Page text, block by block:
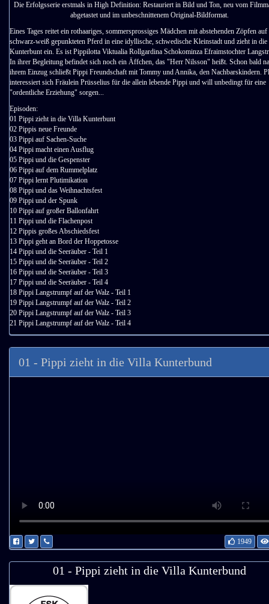
Die Erfolgsserie erstmals in High Definition: Restauriert in Bild und Ton, neu vom
abgetastet und im unbeschnittenem Original-Bildformat.
Eines Tages reitet ein rothaariges, sommersprossiges Mädchen mit abstehenden Zöpfen auf
schwarz-weiß gepunkteten Pferd in eine idyllische, schwedische Kleinstadt und zieht in
Kunterbunt ein. Es ist Pippilotta Viktualia Rollgardina Schokominza Efraimstochter
In ihrer Begleitung befindet sich noch ein Äffchen, das "Herr Nilsson" heißt. Schon bald
ihrem Einzug schließt Pippi Freundschaft mit Tommy und Annika, den Nachbarskindern.
interessiert sich Fräulein Prüsselius für die allein lebende Pippi und will unbedingt für eine
"ordentliche Erziehung" sorgen...
Episoden:
01 Pippi zieht in die Villa Kunterbunt
02 Pippis neue Freunde
03 Pippi auf Sachen-Suche
04 Pippi macht einen Ausflug
05 Pippi und die Gespenster
06 Pippi auf dem Rummelplatz
07 Pippi lernt Plutimikation
08 Pippi und das Weihnachtsfest
09 Pippi und der Spunk
10 Pippi auf großer Ballonfahrt
11 Pippi und die Flachenpost
12 Pippis großes Abschiedsfest
13 Pippi geht an Bord der Hoppetosse
14 Pippi und die Seeräuber - Teil 1
15 Pippi und die Seeräuber - Teil 2
16 Pippi und die Seeräuber - Teil 3
17 Pippi und die Seeräuber - Teil 4
18 Pippi Langstrumpf auf der Walz - Teil 1
19 Pippi Langstrumpf auf der Walz - Teil 2
20 Pippi Langstrumpf auf der Walz - Teil 3
21 Pippi Langstrumpf auf der Walz - Teil 4
01 - Pippi zieht in die Villa Kunterbund
1949
01 - Pippi zieht in die Villa Kunterbund